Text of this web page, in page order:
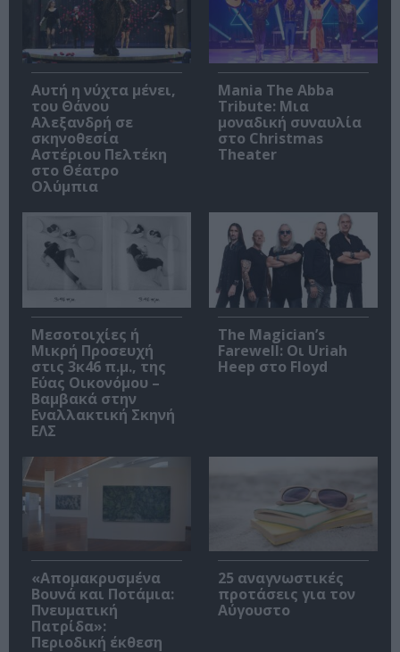
Αυτή η νύχτα μένει,
του Θάνου
Αλεξανδρή σε
σκηνοθεσία
Αστέριου Πελτέκη
στο Θέατρο
Ολύμπια
Mania The Abba
Tribute: Μια
μοναδική συναυλία
στο Christmas
Theater
Μεσοτοιχίες ή
Μικρή Προσευχή
στις 3κ46 π.μ., της
Εύας Οικονόμου –
Βαμβακά στην
Εναλλακτική Σκηνή
ΕΛΣ
The Magician’s
Farewell: Οι Uriah
Heep στο Floyd
«Απομακρυσμένα
Βουνά και Ποτάμια:
Πνευματική
Πατρίδα»:
Περιοδική έκθεση
25 αναγνωστικές
προτάσεις για τον
Αύγουστο